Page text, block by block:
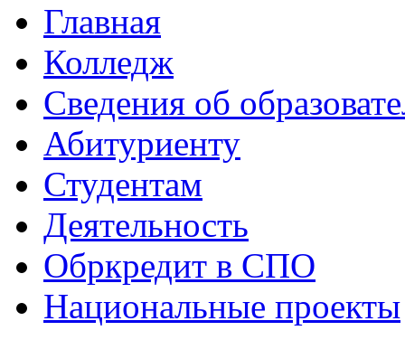
Главная
Колледж
Сведения об
Абитуриенту
Студентам
Деятельность
Обркредит в СПО
Национальные проекты